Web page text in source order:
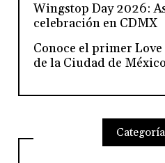
Wingstop Day 2026:
celebración en CDMX
Conoce el primer
de la Ciudad de México